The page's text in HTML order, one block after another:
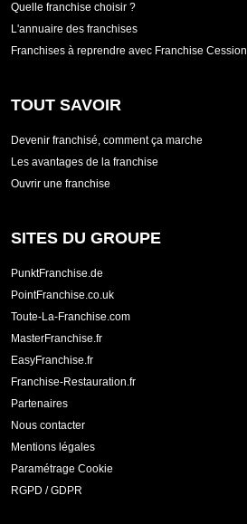
Quelle franchise choisir ?
L'annuaire des franchises
Franchises à reprendre avec Franchise Cession
TOUT SAVOIR
Devenir franchisé, comment ça marche
Les avantages de la franchise
Ouvrir une franchise
SITES DU GROUPE
PunktFranchise.de
PointFranchise.co.uk
Toute-La-Franchise.com
MasterFranchise.fr
EasyFranchise.fr
Franchise-Restauration.fr
Partenaires
Nous contacter
Mentions légales
Paramétrage Cookie
RGPD / GDPR